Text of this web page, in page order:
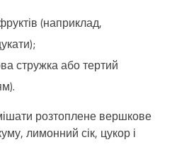
(наприклад,
стружка або тертий
розтоплене вершкове
лимонний сік, цукор і